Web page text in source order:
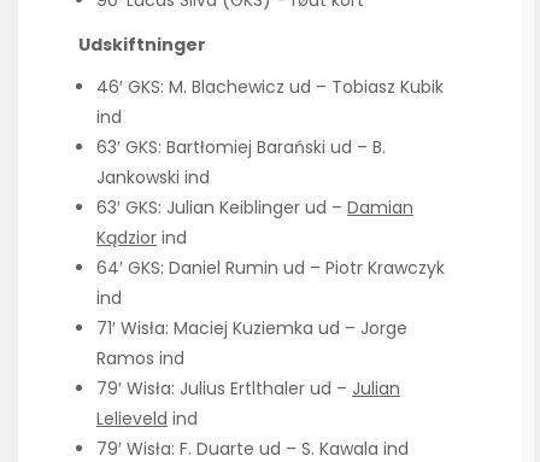
Udskiftninger
46′ GKS: M. Blachewicz ud – Tobiasz Kubik
ind
63′ GKS: Bartłomiej Barański ud – B.
Jankowski ind
63′ GKS: Julian Keiblinger ud – Damian
Kądzior ind
64′ GKS: Daniel Rumin ud – Piotr Krawczyk
ind
71′ Wisła: Maciej Kuziemka ud – Jorge
Ramos ind
79′ Wisła: Julius Ertlthaler ud – Julian
Lelieveld ind
79′ Wisła: F. Duarte ud – S. Kawala ind